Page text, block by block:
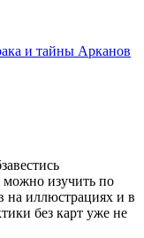
и тайны Арканов
можно изучить по
на иллюстрациях и в
без карт уже не